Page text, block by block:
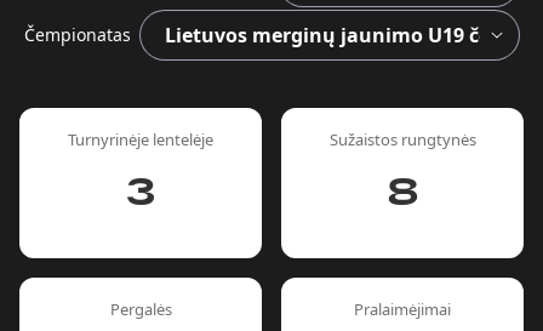
Čempionatas
Turnyrinėje lentelėje
3
Sužaistos rungtynės
8
Pergalės Pralaimėjimai